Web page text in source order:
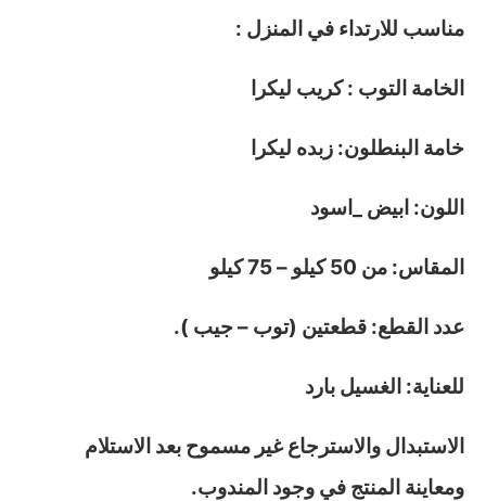
مناسب للارتداء في المنزل :
الخامة التوب : كريب ليكرا
خامة البنطلون: زبده ليكرا
اللون: ابيض _اسود
المقاس: من 50 كيلو – 75 كيلو
عدد القطع: قطعتين (توب – جيب ).
للعناية: الغسيل بارد
الاستبدال والاسترجاع غير مسموح بعد الاستلام
ومعاينة المنتج في وجود المندوب.